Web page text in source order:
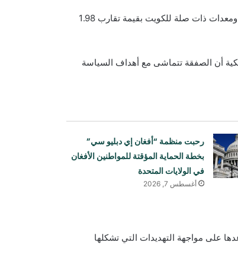
وافقت الولايات المتحدة على بيع محتمل لأنظمة مضادة للطائرات المسيّرة ومعدات ذات صلة للكويت بقيمة تقارب 1.98
أن الصفقة تتماشى مع أهداف السياسة
رحبت منظمة “أفغان إي دبليو سي”
بخطة الحماية المؤقتة للمواطنين الأفغان
في الولايات المتحدة
أغسطس 7, 2026
على مواجهة التهديدات التي تشكلها